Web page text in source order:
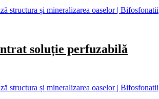
structura și mineralizarea oaselor | Bifosfonatii
soluție perfuzabilă
structura și mineralizarea oaselor | Bifosfonatii